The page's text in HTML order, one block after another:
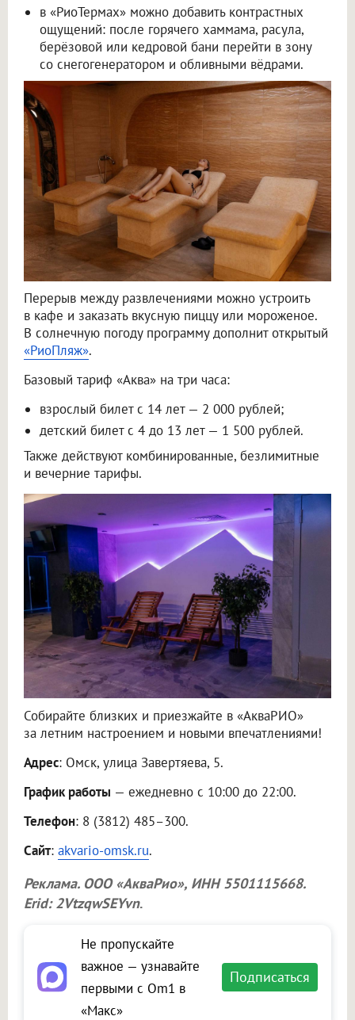
в «РиоТермах» можно добавить контрастных
ощущений: после горячего хаммама, расула,
берёзовой или кедровой бани перейти в зону
со снегогенератором и обливными вёдрами.
Перерыв между развлечениями можно устроить
в кафе и заказать вкусную пиццу или мороженое.
В солнечную погоду программу дополнит открытый
«РиоПляж».
Базовый тариф «Аква» на три часа:
взрослый билет с 14 лет — 2 000 рублей;
детский билет с 4 до 13 лет — 1 500 рублей.
Также действуют комбинированные, безлимитные
и вечерние тарифы.
Собирайте близких и приезжайте в «АкваРИО»
за летним настроением и новыми впечатлениями!
Адрес: Омск, улица Завертяева, 5.
График работы — ежедневно с 10:00 до 22:00.
Телефон: 8 (3812) 485–300.
Сайт: akvario-omsk.ru.
Реклама. ООО «АкваРио», ИНН 5501115668.
Erid: 2VtzqwSEYvn.
Не пропускайте
важное — узнавайте
первыми с Om1 в
«Макс»
Подписаться